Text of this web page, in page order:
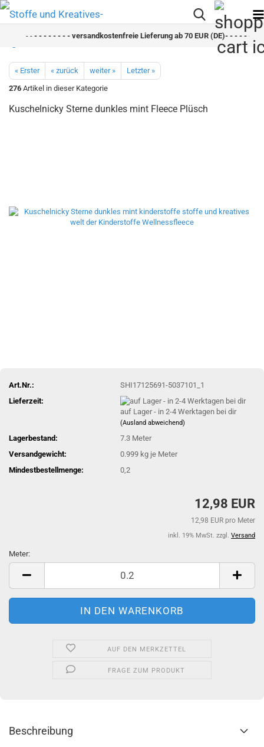
- -- - - - - - - - versandkostenfreie Lieferung ab 70 EUR (DE)- - - - - - - -
« Erster « zurück weiter »
Letzter »
276 Artikel in dieser Kategorie
Kuschelnicky Sterne dunkles mint Fleece Plüsch
Art.Nr.:
SHI17125691-5037101_1
Lieferzeit:
auf Lager - in 2-4 Werktagen bei dir
(Ausland abweichend)
Lagerbestand: 7.3 Meter
Versandgewicht:
0.999 kg je Meter
Mindestbestellmenge:
0,2
12,98 EUR
12,98 EUR pro Meter
inkl. 19% MwSt. zzgl. Versand
Meter:
Meter
AUF DEN MERKZETTEL
FRAGE ZUM PRODUKT
Beschreibung